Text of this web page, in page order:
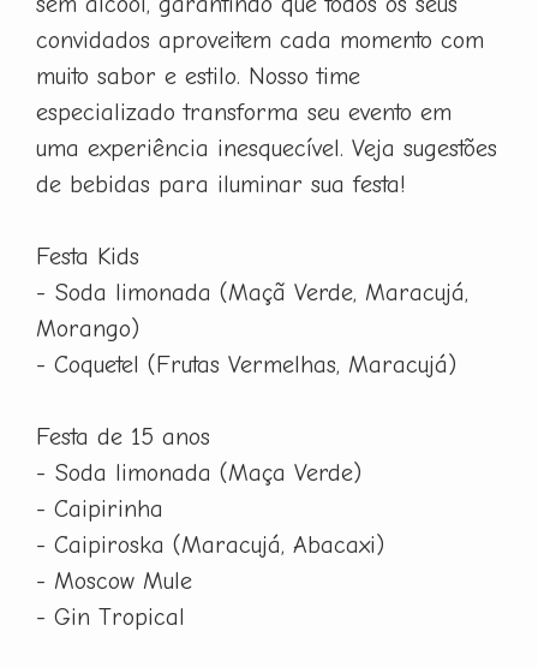
convidados aproveitem cada momento com
muito sabor e estilo. Nosso time
especializado transforma seu evento em
uma experiência inesquecível. Veja sugestões
de bebidas para iluminar sua festa!
Festa Kids
- Soda limonada (Maçã Verde, Maracujá,
Morango)
- Coquetel (Frutas Vermelhas, Maracujá)
Festa de 15 anos
- Soda limonada (Maça Verde)
- Caipirinha
- Caipiroska (Maracujá, Abacaxi)
- Moscow Mule
- Gin Tropical